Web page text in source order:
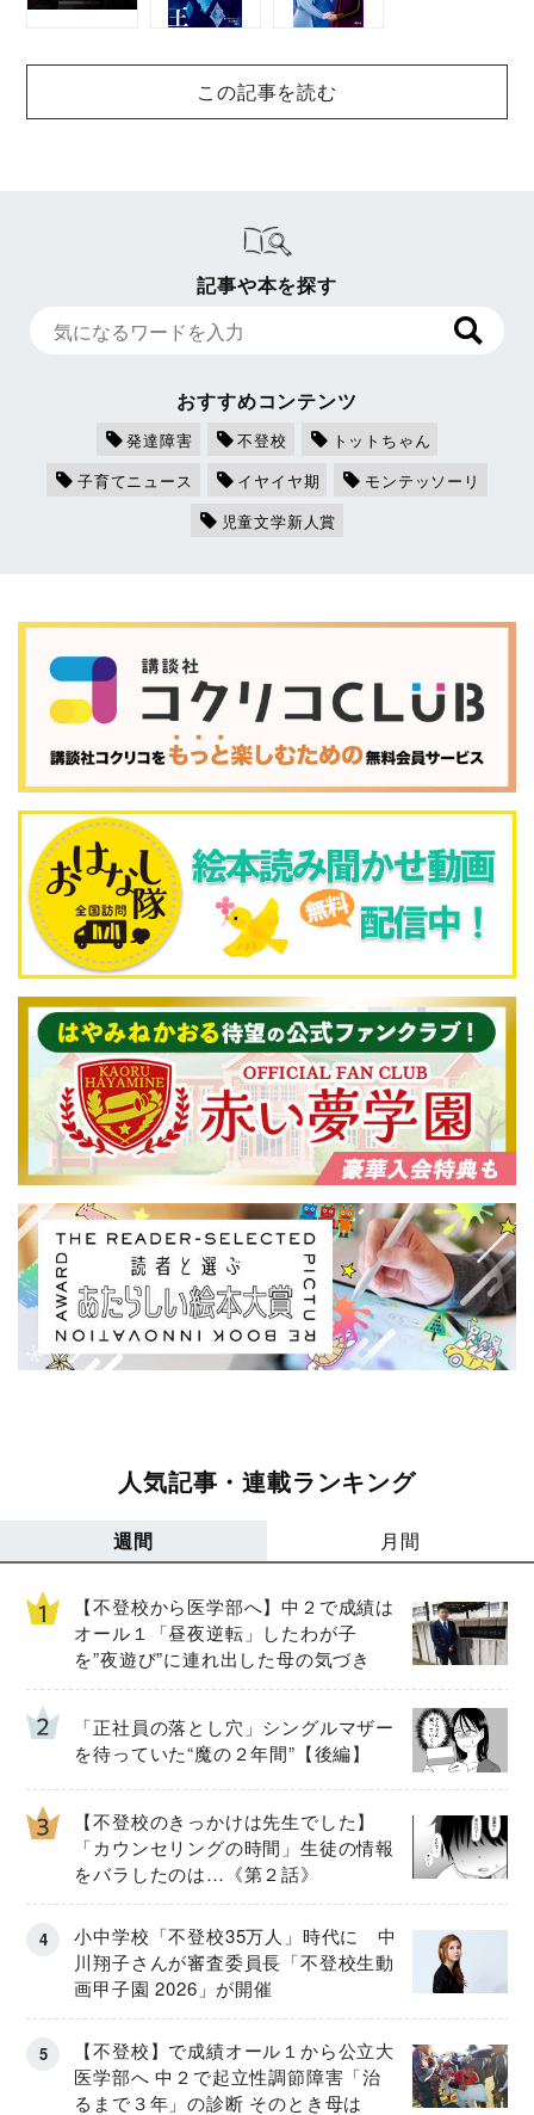
この記事を読む
記事や本を探す
おすすめコンテンツ
発達障害 不登校
トットちゃん
子育てニュース
イヤイヤ期
モンテッソーリ
児童文学新人賞
人気記事・連載ランキング
週間 月間
【不登校から医学部へ】中２で成績は
オール１「昼夜逆転」したわが子
を”夜遊び”に連れ出した母の気づき
「正社員の落とし穴」シングルマザー
を待っていた“魔の２年間”【後編】
【不登校のきっかけは先生でした】
「カウンセリングの時間」生徒の情報
をバラしたのは…《第２話》
小中学校「不登校35万人」時代に 中
川翔子さんが審査委員長「不登校生動
画甲子園 2026」が開催
【不登校】で成績オール１から公立大
医学部へ 中２で起立性調節障害「治
るまで３年」の診断 そのとき母は